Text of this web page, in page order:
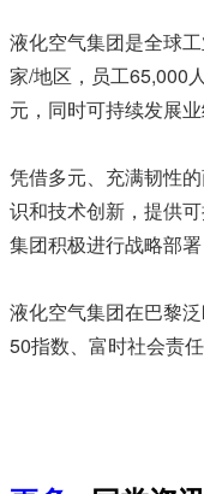
液化空气集团是全球
家/地区，员工65,000
元，同时可持续发展业
凭借多元、充满韧性
识和技术创新，提供
集团积极进行战略部
液化空气集团在巴黎
50指数、富时社会责